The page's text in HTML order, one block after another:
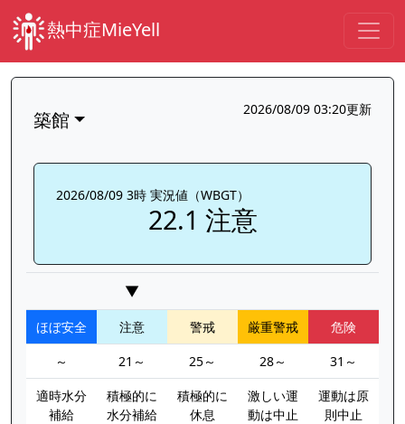
熱中症MieYell
築館 2026/08/09 03:20更新
2026/08/09 3時 実況値（WBGT）
22.1 注意
▼
ほぼ安全 注意 警戒 厳重警戒
危険
～
21～ 25～ 28～
31～
適時水分
補給
積極的に
水分補給
積極的に
休息
激しい運
動は中止
運動は原
則中止